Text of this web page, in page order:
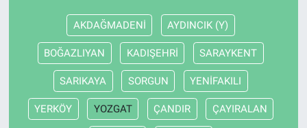
AKDAĞMADENİ AYDINCIK (Y)
BOĞAZLIYAN KADIŞEHRİ SARAYKENT
SARIKAYA SORGUN YENİFAKILI
YERKÖY YOZGAT ÇANDIR ÇAYIRALAN